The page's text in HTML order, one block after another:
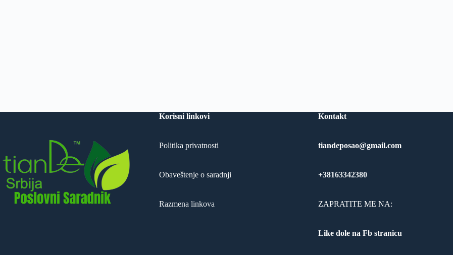
Korisni linkovi
Politika privatnosti
Obaveštenje o saradnji
Razmena linkova
Kontakt
tiandeposao@gmail.com
+38163342380
ZAPRATITE ME NA:
Like dole na Fb stranicu